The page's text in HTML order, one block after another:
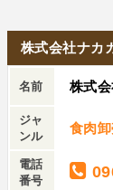
株式会社ナカ
名前 株式
ジャ
ンル
食肉
電話
番号